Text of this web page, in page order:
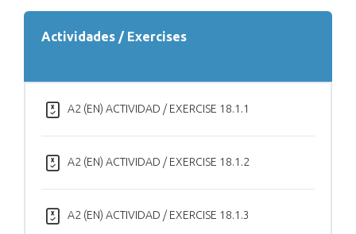
Actividades / Exercises
A2 (EN) ACTIVIDAD / EXERCISE 18.1.1
A2 (EN) ACTIVIDAD / EXERCISE 18.1.2
A2 (EN) ACTIVIDAD / EXERCISE 18.1.3